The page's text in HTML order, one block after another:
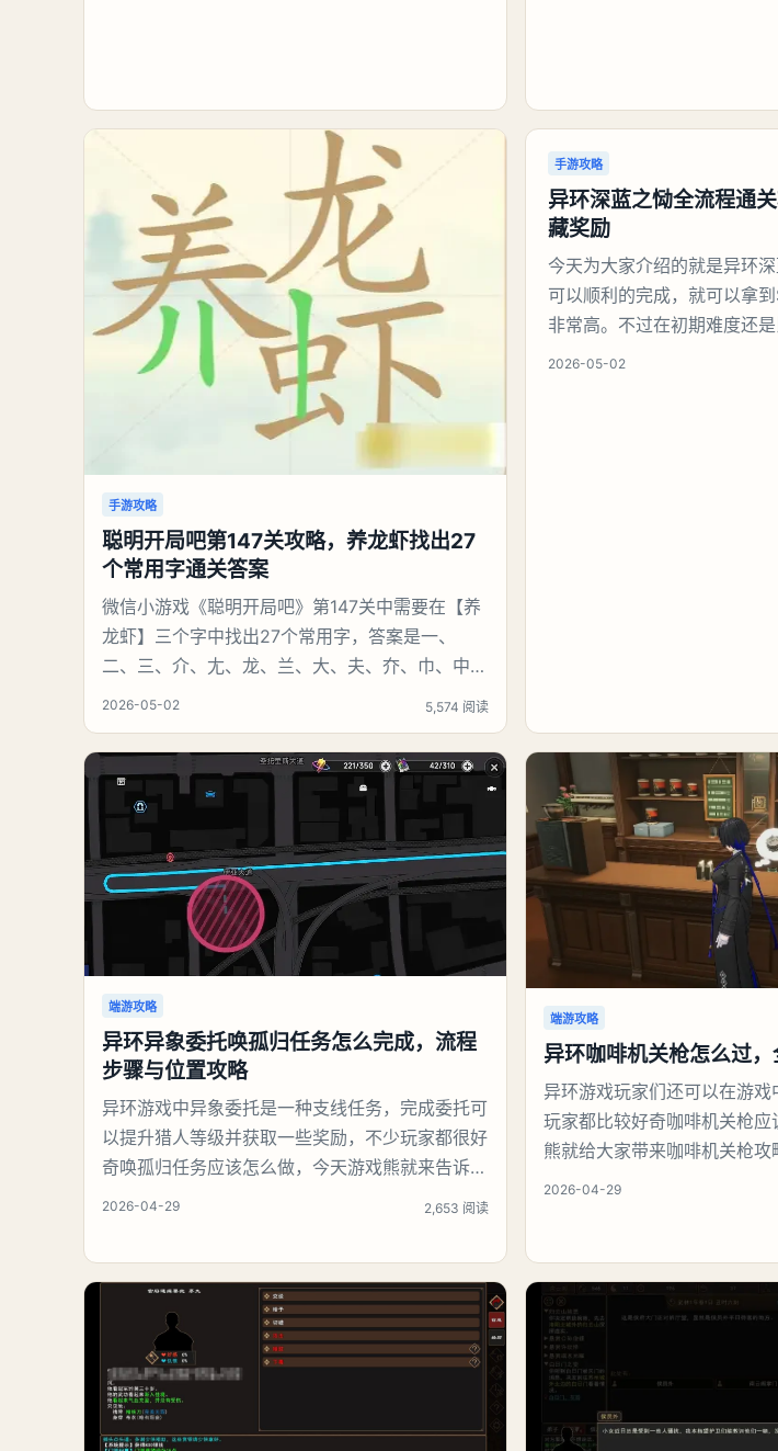
手游攻略
聪明开局吧第147关攻略，养龙虾找出27
个常用字通关答案
微信小游戏《聪明开局吧》第147关中需要在【养
龙虾】三个字中找出27个常用字，答案是一、
二、三、介、尢、龙、兰、大、夫、夰、巾、中、
虫、下、虾、卜、囗、吓、卟、人、匕、养、天、
《聪明开局吧》第147关养龙虾找出27个常用字攻
略第147关养龙虾找出27个常用字1、从简单笔画
入手‌：先提取【一、二、三
2026-05-02 5,574 阅读
手游攻略
异环深蓝之恸全流程通
藏奖励
今天为大家介绍的就是异环
可以顺利的完成，就可以拿
非常高。不过在初期难度还
些新手玩家并不建议直接去
2026-05-02
端游攻略
异环异象委托唤孤归任务怎么完成，流程
步骤与位置攻略
异环游戏中异象委托是一种支线任务，完成委托可
以提升猎人等级并获取一些奖励，不少玩家都很好
奇唤孤归任务应该怎么做，今天游戏熊就来告诉大
家。异环异象委托唤孤归任务攻略接取异象委托
赶路捷径推荐：切换角色娜娜莉，利用其二技能高
机动位移，快速翻越建筑外墙、直达
2026-04-29 2,653 阅读
端游攻略
异环咖啡机关枪怎么过
异环游戏玩家们还可以在游戏
玩家都比较好奇咖啡机关枪
熊就给大家带来咖啡机关枪攻
怎么过一、解锁条件都市大
能，必备）：保证连击不断
级）：锤子砸人115%收益薄荷
2026-04-29